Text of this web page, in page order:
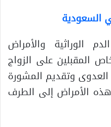
السعودية
الوراثية والأمراض
المقبلين على الزواج
وتقديم المشورة
الأمراض إلى الطرف